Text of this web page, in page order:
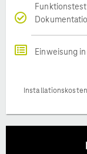
Einweisung